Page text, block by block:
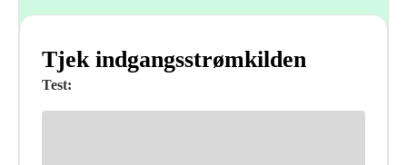
Tjek indgangsstrømkilden
Test: